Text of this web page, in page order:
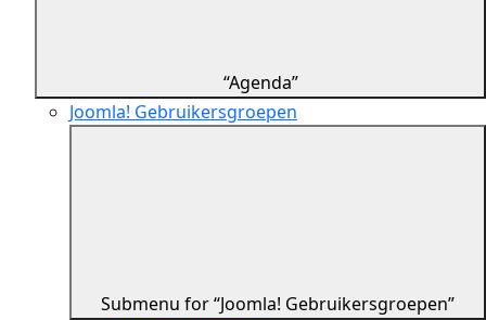
“Agenda”
Joomla! Gebruikersgroepen
Submenu for “Joomla! Gebruikersgroepen”